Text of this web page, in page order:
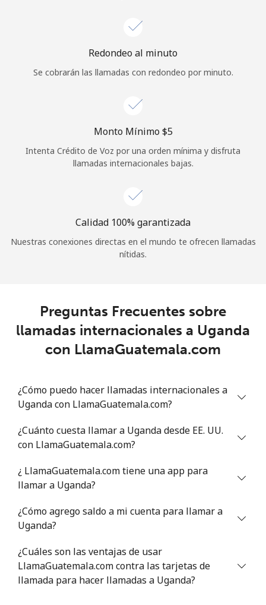
¿Olvidaste tu contraseña? →
Continuar con
Redondeo al minuto
Se cobrarán las llamadas con redondeo por minuto.
Monto Mínimo ⁦$5⁩
Intenta Crédito de Voz por una orden mínima y disfruta
llamadas internacionales bajas.
Calidad 100% garantizada
Nuestras conexiones directas en el mundo te ofrecen llamadas
nítidas.
Preguntas Frecuentes sobre
llamadas internacionales a Uganda
con LlamaGuatemala.com
¿Cómo puedo hacer llamadas internacionales a
Uganda con LlamaGuatemala.com?
¿Cuánto cuesta llamar a Uganda desde EE. UU.
con LlamaGuatemala.com?
¿ LlamaGuatemala.com tiene una app para
llamar a Uganda?
¿Cómo agrego saldo a mi cuenta para llamar a
Uganda?
¿Cuáles son las ventajas de usar
LlamaGuatemala.com contra las tarjetas de
llamada para hacer llamadas a Uganda?